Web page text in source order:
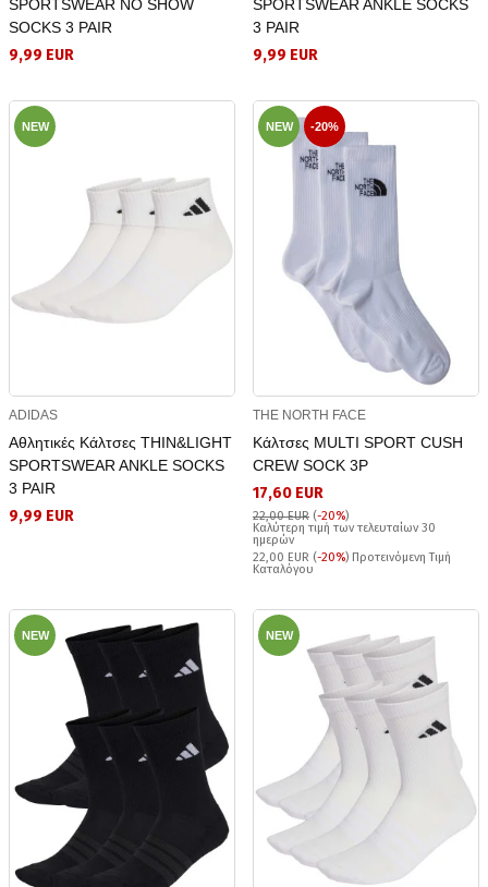
SPORTSWEAR NO SHOW
SOCKS 3 PAIR
9,99 EUR
SPORTSWEAR ANKLE SOCKS
3 PAIR
9,99 EUR
NEW
ADIDAS
Αθλητικές Κάλτσες THIN&LIGHT
SPORTSWEAR ANKLE SOCKS
3 PAIR
9,99 EUR
NEW -20%
THE NORTH FACE
Κάλτσες MULTI SPORT CUSH
CREW SOCK 3P
17,60 EUR
22,00 EUR (-20%)
Καλύτερη τιμή των τελευταίων 30
ημερών
22,00 EUR (-20%) Προτεινόμενη Τιμή
Καταλόγου
NEW NEW